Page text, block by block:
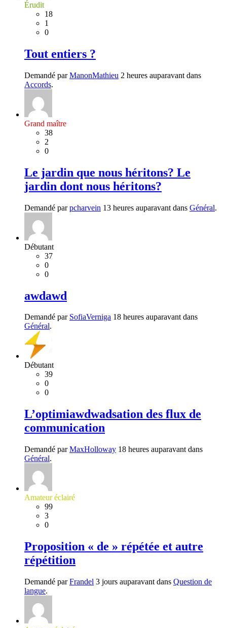
Érudit
18
1
0
Tout entiers ?
Demandé parManonMathieu 2 heures auparavant dans
Accords.
Grand maître
38
2
0
Le jardin que nous héritons? Le
jardin dont nous héritons?
Demandé parpcharvein 13 heures auparavant dans Général.
Débutant
37
0
0
awdawd
Demandé par SofiaVerniga 18 heures auparavant dans
Général.
Débutant
39
0
0
L’optimiawdwadsation des flux de
communication
Demandé parMaxHolloway 18 heures auparavant dans
Général.
Amateur éclairé
99
3
0
Proposition « de » répétée et autre
répétition
Demandé parFrandel 3 jours auparavant dans Question de
langue.